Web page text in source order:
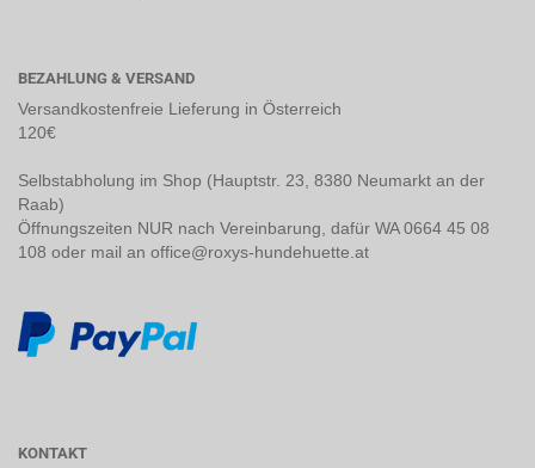
BEZAHLUNG & VERSAND
Versandkostenfreie Lieferung in Österreich
120€
Selbstabholung im Shop (Hauptstr. 23, 8380 Neumarkt an der
Raab)
Öffnungszeiten NUR nach Vereinbarung, dafür WA 0664 45 08
108 oder mail an office@roxys-hundehuette.at
KONTAKT